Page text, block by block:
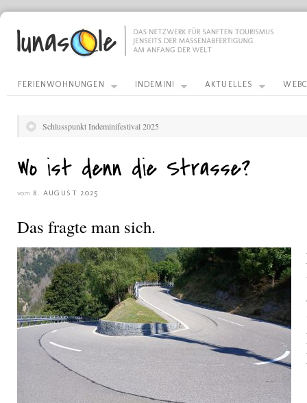
FERIENWOHNUNGEN INDEMINI AKTUELLES
Schlusspunkt Indeminifestival 2025
Wo ist denn die Strasse?
vom 8. AUGUST 2025
Das fragte man sich.